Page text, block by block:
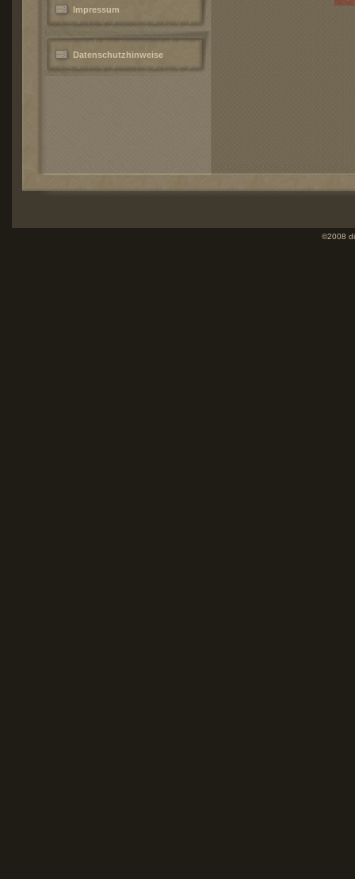
Impressum
Datenschutzhinweise
©2008